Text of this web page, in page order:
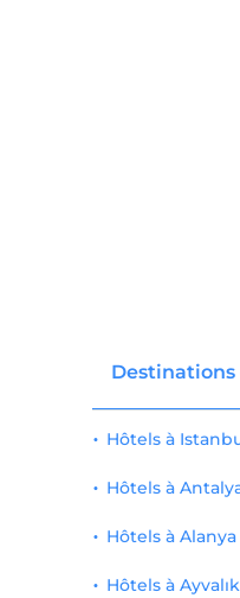
Destinations
Hôtels à
Hôtels à
Hôtels à Alanya
Hôtels à Ayvalık